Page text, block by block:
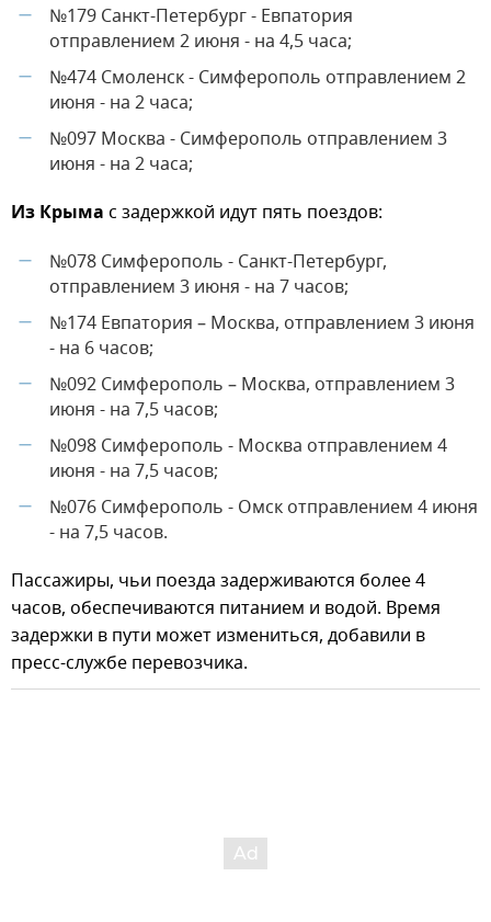
—
№179 Санкт-Петербург - Евпатория
отправлением 2 июня - на 4,5 часа;
—
№474 Смоленск - Симферополь отправлением 2
июня - на 2 часа;
—
№097 Москва - Симферополь отправлением 3
июня - на 2 часа;
Из Крыма с задержкой идут пять поездов:
—
№078 Симферополь - Санкт-Петербург,
отправлением 3 июня - на 7 часов;
—
№174 Евпатория – Москва, отправлением 3 июня
- на 6 часов;
—
№092 Симферополь – Москва, отправлением 3
июня - на 7,5 часов;
—
№098 Симферополь - Москва отправлением 4
июня - на 7,5 часов;
—
№076 Симферополь - Омск отправлением 4 июня
- на 7,5 часов.
Пассажиры, чьи поезда задерживаются более 4
часов, обеспечиваются питанием и водой. Время
задержки в пути может измениться, добавили в
пресс-службе перевозчика.